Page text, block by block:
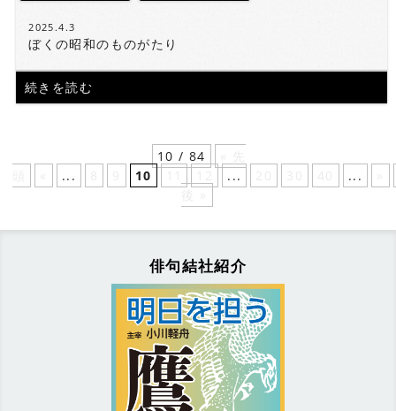
2025.4.3
ぼくの昭和のものがたり
続きを読む
10 / 84
... 10 ... ...
俳句結社紹介